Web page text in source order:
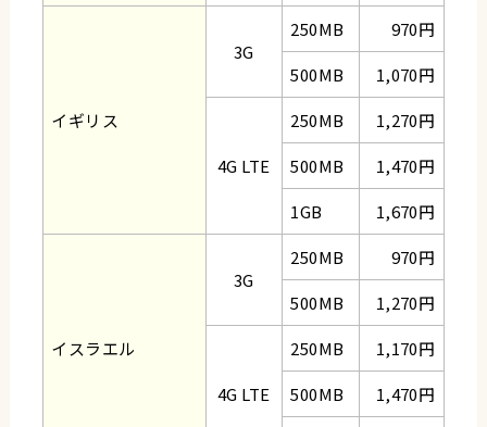
イギリス
3G
250MB
970円
500MB
1,070円
4G LTE
250MB
1,270円
500MB
1,470円
1GB
1,670円
イスラエル
3G
250MB
970円
500MB
1,270円
4G LTE
250MB
1,170円
500MB
1,470円